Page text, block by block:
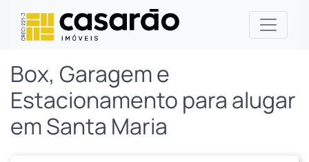
Box, Garagem e
Estacionamento para alugar
em Santa Maria